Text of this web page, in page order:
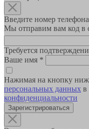
Введите номер телефона
Мы отправим вам код в
Требуется
Ваше имя *
Нажимая на кнопку
персональных данных в
конфиденциальности
Зарегистрироваться